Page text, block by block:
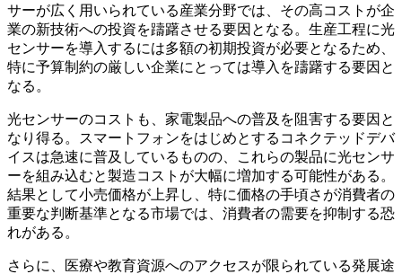
サーが広く用いられている産業分野では、その高コストが企
業の新技術への投資を躊躇させる要因となる。生産工程に光
センサーを導入するには多額の初期投資が必要となるため、
特に予算制約の厳しい企業にとっては導入を躊躇する要因と
なる。
光センサーのコストも、家電製品への普及を阻害する要因と
なり得る。スマートフォンをはじめとするコネクテッドデバ
イスは急速に普及しているものの、これらの製品に光センサ
ーを組み込むと製造コストが大幅に増加する可能性がある。
結果として小売価格が上昇し、特に価格の手頃さが消費者の
重要な判断基準となる市場では、消費者の需要を抑制する恐
れがある。
さらに、医療や教育資源へのアクセスが限られている発展途